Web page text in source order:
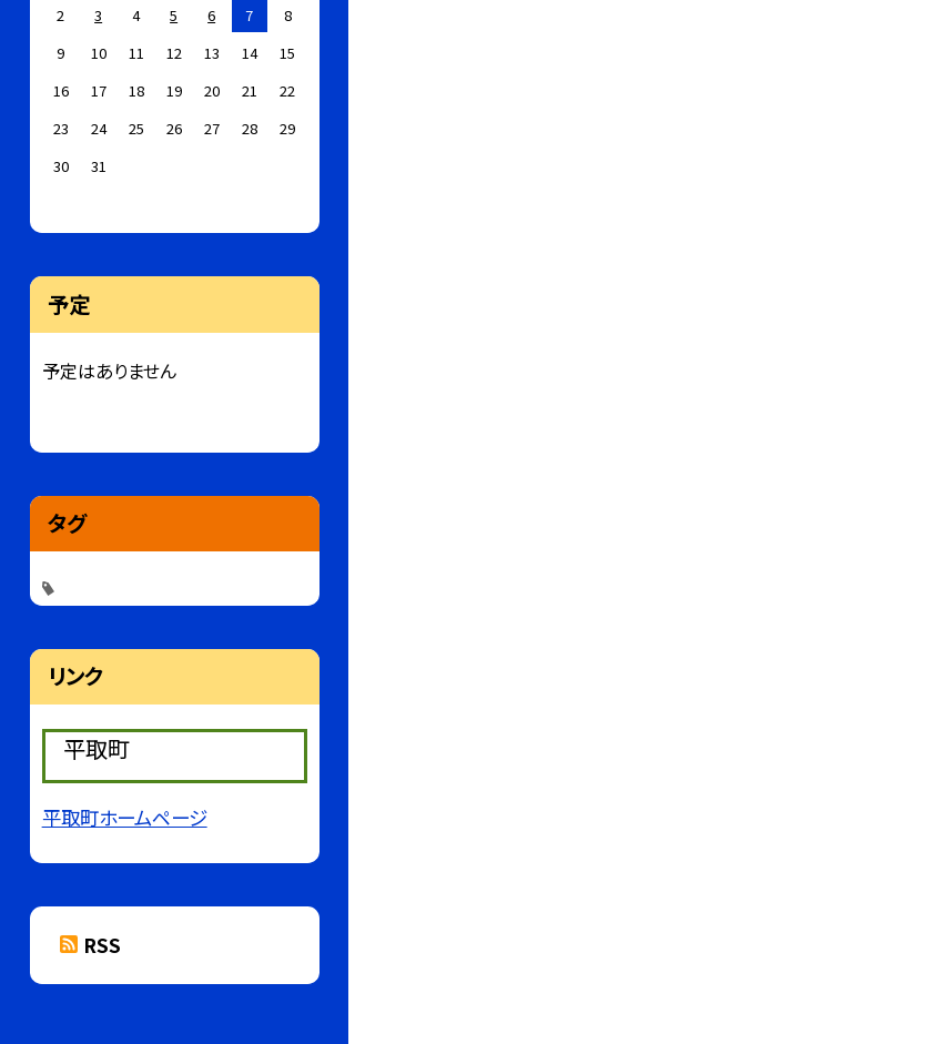
2
3 4 5 6 7
8
9
10 11 12 13 14
15
16
17 18 19 20 21
22
23
24 25 26 27 28
29
30
31
予定
予定はありません
タグ
リンク
平取町
平取町ホームページ
RSS